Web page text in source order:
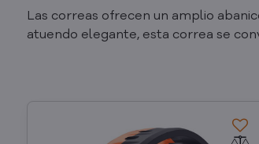
Las correas ofrecen un amplio
atuendo elegante, esta correa se